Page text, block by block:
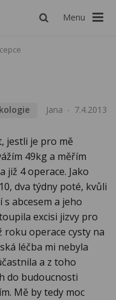
Menu
Jana 7.4.2013
jestli je pro mě
49kg a měřím
již 4 operace. Jako
dva týdny poté, kvůli
abcesem a jeho
excisi jizvy pro
operace cysty na
léčba mi nebyla
a z toho
do budoucnosti
Mě by tedy moc